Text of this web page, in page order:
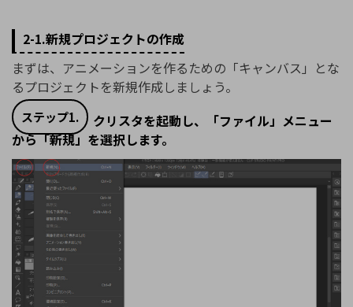
2-1.新規プロジェクトの作成
まずは、アニメーションを作るための「キャンバス」とな
るプロジェクトを新規作成しましょう。
ステップ1.
クリスタを起動し、「ファイル」メニュー
から「新規」を選択します。